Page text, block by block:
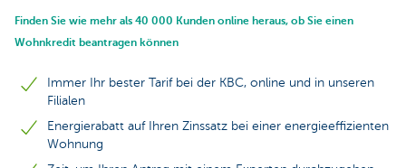
Finden Sie wie mehr als 40 000 Kunden online heraus, ob Sie einen
Wohnkredit beantragen können
Immer Ihr bester Tarif bei der KBC, online und in unseren
Filialen
Energierabatt auf Ihren Zinssatz bei einer energieeffizienten
Wohnung